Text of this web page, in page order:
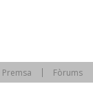
Premsa Fòrums